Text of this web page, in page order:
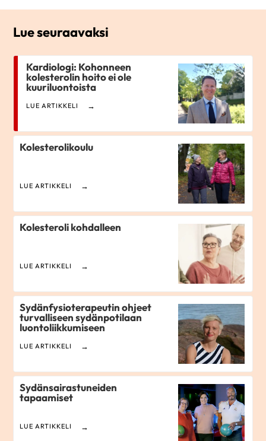
Lue seuraavaksi
Kardiologi: Kohonneen
kolesterolin hoito ei ole
kuuriluontoista
LUE ARTIKKELI
Kolesterolikoulu
LUE ARTIKKELI
Kolesteroli kohdalleen
LUE ARTIKKELI
Sydänfysioterapeutin ohjeet
turvalliseen sydänpotilaan
luontoliikkumiseen
LUE ARTIKKELI
Sydänsairastuneiden
tapaamiset
LUE ARTIKKELI